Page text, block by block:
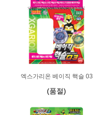
엑스가리온 베이직 핵슬 03
(품절)